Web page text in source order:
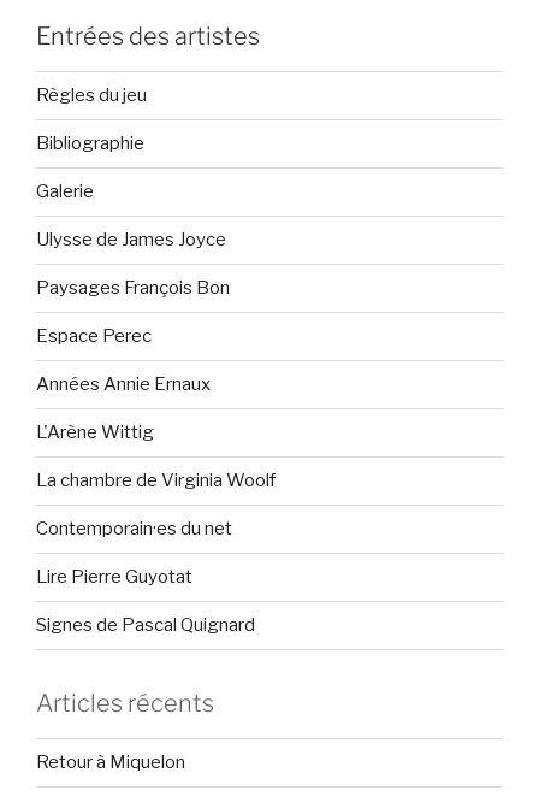
Entrées des artistes
Règles du jeu
Bibliographie
Galerie
Ulysse de James Joyce
Paysages François Bon
Espace Perec
Années Annie Ernaux
L'Arène Wittig
La chambre de Virginia Woolf
Contemporain·es du net
Lire Pierre Guyotat
Signes de Pascal Quignard
Articles récents
Retour à Miquelon